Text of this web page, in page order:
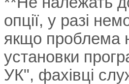
опції, у разі
якщо проблема
установки
УК", фахівці